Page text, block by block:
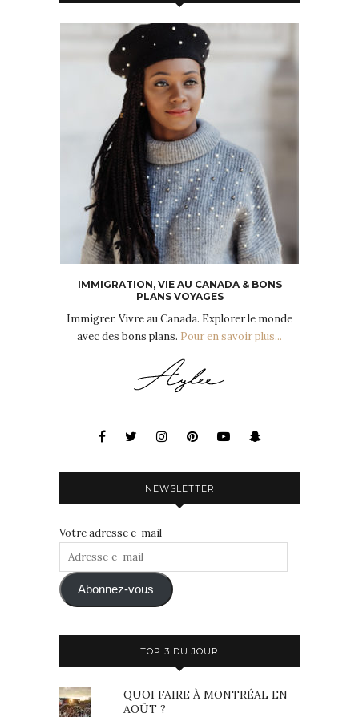
IMMIGRATION, VIE AU CANADA & BONS
PLANS VOYAGES
Immigrer. Vivre au Canada. Explorer le monde
avec des bons plans. Pour en savoir plus...
NEWSLETTER
Votre adresse e-mail
Adresse
mail Abonnez-vous
TOP 3 DU JOUR
QUOI FAIRE À MONTRÉAL EN
AOÛT ?